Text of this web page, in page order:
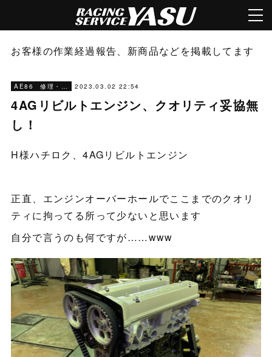
お客様の作業経過報告、新商品などを掲載してます
AE86 修理・メンテナンス 2023.03.02 22:54
4AGリビルトエンジン、クオリティ妥協無
し！
H様ハチロク、4AGリビルトエンジン
正直、エンジンオーバーホールでここまでのクオリ
ティに拘ってる所って少ないと思います
自分で言うのも何ですが……www